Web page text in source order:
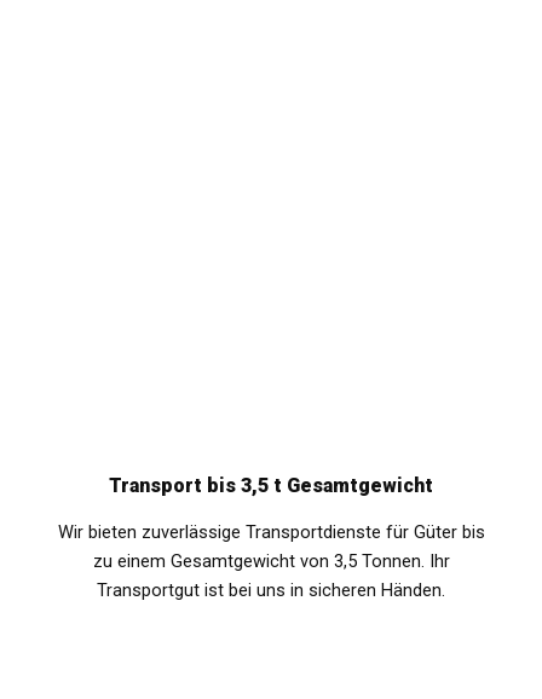
Transport bis 3,5 t Gesamtgewicht
Wir bieten zuverlässige Transportdienste für Güter bis
zu einem Gesamtgewicht von 3,5 Tonnen. Ihr
Transportgut ist bei uns in sicheren Händen.